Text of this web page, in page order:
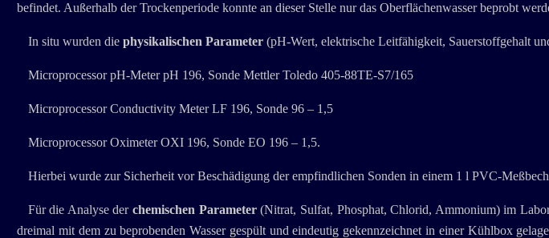
befindet. Außerhalb der Trockenperiode konnte an dieser Stelle nur das Oberflächenwasser beprobt
In situ wurden die physikalischen Parameter(pH-Wert, elektrische Leitfähigkeit, Sauerstoffgehalt
Microprocessor pH-Meter pH 196, Sonde Mettler Toledo 405-88TE-S7/165
Microprocessor Conductivity Meter LF 196, Sonde 96 – 1,5
Microprocessor Oximeter OXI 196, Sonde EO 196 – 1,5.
Hierbei wurde zur Sicherheit vor Beschädigung der empfindlichen Sonden in einem 1 l PVC-
Für die Analyse derchemischen Parameter(Nitrat, Sulfat, Phosphat, Chlorid, Ammonium) im
dreimal mit dem zu beprobenden Wasser gespült und eindeutig gekennzeichnet in einer Kühlbox